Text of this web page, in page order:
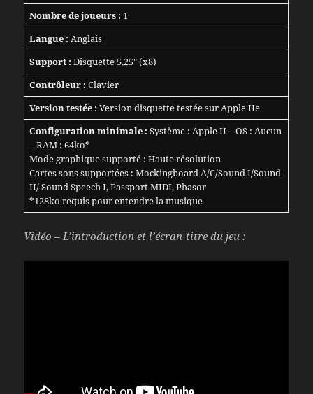
Nombre de joueurs : 1
Langue : Anglais
Support : Disquette 5,25″ (x8)
Contrôleur : Clavier
Version testée : Version disquette testée sur Apple IIe
Configuration minimale : Système : Apple II – OS : Aucun
– RAM : 64ko*
Mode graphique supporté : Haute résolution
Cartes sons supportées : Mockingboard A/C/Sound I/Sound
II/ Sound Speech I, Passport MIDI, Phasor
*128ko requis pour entendre la musique
Vidéo – L’introduction et l’écran-titre du jeu :